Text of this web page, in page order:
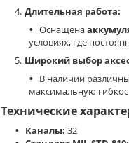
Длительная работа:
Оснащена
условиях, где
Широкий выбор
В наличии
максимальную
Технические
Каналы: 32